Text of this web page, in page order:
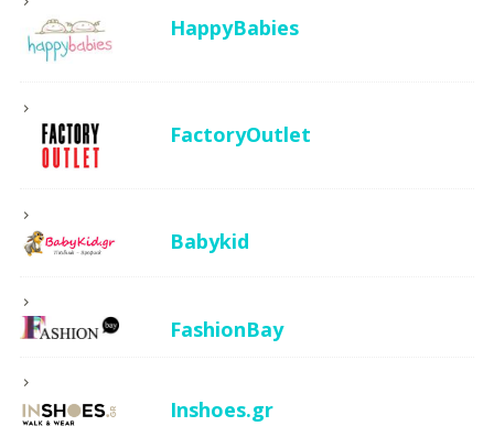
HappyBabies
FactoryOutlet
Babykid
FashionBay
Inshoes.gr